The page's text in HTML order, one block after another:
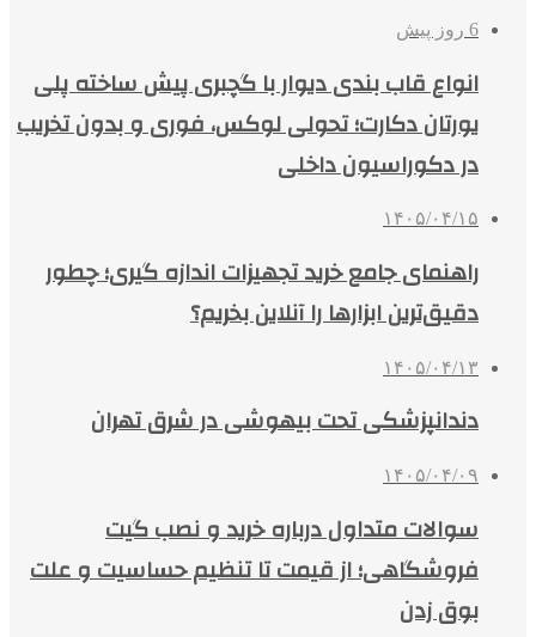
6 روز پیش
انواع قاب بندی دیوار با گچبری پیش ساخته پلی
یورتان دکارت؛ تحولی لوکس، فوری و بدون تخریب
در دکوراسیون داخلی
۱۴۰۵/۰۴/۱۵
راهنمای جامع خرید تجهیزات اندازه گیری؛ چطور
دقیق‌ترین ابزارها را آنلاین بخریم؟
۱۴۰۵/۰۴/۱۳
دندانپزشکی تحت بیهوشی در شرق تهران
۱۴۰۵/۰۴/۰۹
سوالات متداول درباره خرید و نصب گیت
فروشگاهی؛ از قیمت تا تنظیم حساسیت و علت
بوق زدن